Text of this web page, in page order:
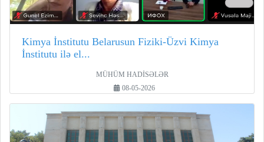
Kimya İnstitutu Belarusun Fiziki-Üzvi Kimya
İnstitutu ilə el...
MÜHÜM HADİSƏLƏR
08-05-2026